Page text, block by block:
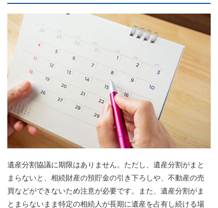
遺産分割協議に期限はありません。ただし、遺産分割がまと
まらないと、相続財産の預貯金の引き下ろしや、不動産の売
買などができないため注意が必要です。また、遺産分割がま
とまらないまま特定の相続人が長期に遺産を占有し続ける場